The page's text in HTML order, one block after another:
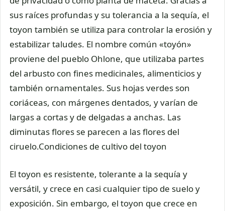
sus raíces profundas y su tolerancia a la sequía, el
toyon también se utiliza para controlar la erosión y
estabilizar taludes. El nombre común «toyón»
proviene del pueblo Ohlone, que utilizaba partes
del arbusto con fines medicinales, alimenticios y
también ornamentales. Sus hojas verdes son
coriáceas, con márgenes dentados, y varían de
largas a cortas y de delgadas a anchas. Las
diminutas flores se parecen a las flores del
ciruelo.Condiciones de cultivo del toyon
El toyon es resistente, tolerante a la sequía y
versátil, y crece en casi cualquier tipo de suelo y
exposición. Sin embargo, el toyon que crece en